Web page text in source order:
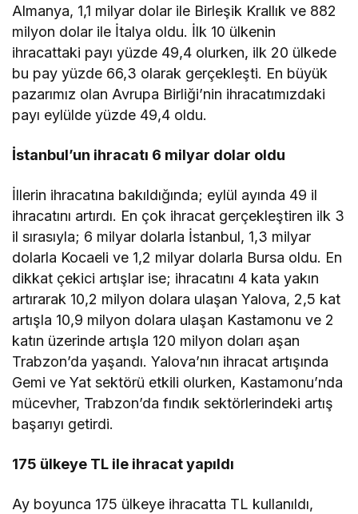
Almanya, 1,1 milyar dolar ile Birleşik Krallık ve 882
milyon dolar ile İtalya oldu. İlk 10 ülkenin
ihracattaki payı yüzde 49,4 olurken, ilk 20 ülkede
bu pay yüzde 66,3 olarak gerçekleşti. En büyük
pazarımız olan Avrupa Birliği’nin ihracatımızdaki
payı eylülde yüzde 49,4 oldu.
İstanbul’un ihracatı 6 milyar dolar oldu
İllerin ihracatına bakıldığında; eylül ayında 49 il
ihracatını artırdı. En çok ihracat gerçekleştiren ilk 3
il sırasıyla; 6 milyar dolarla İstanbul, 1,3 milyar
dolarla Kocaeli ve 1,2 milyar dolarla Bursa oldu. En
dikkat çekici artışlar ise; ihracatını 4 kata yakın
artırarak 10,2 milyon dolara ulaşan Yalova, 2,5 kat
artışla 10,9 milyon dolara ulaşan Kastamonu ve 2
katın üzerinde artışla 120 milyon doları aşan
Trabzon’da yaşandı. Yalova’nın ihracat artışında
Gemi ve Yat sektörü etkili olurken, Kastamonu’nda
mücevher, Trabzon’da fındık sektörlerindeki artış
başarıyı getirdi.
175 ülkeye TL ile ihracat yapıldı
Ay boyunca 175 ülkeye ihracatta TL kullanıldı,